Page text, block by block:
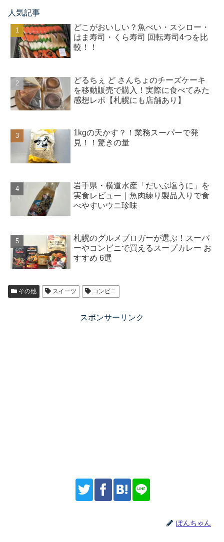
人気記事
どこがおいしい？魚べい・スシロー・
はま寿司・くら寿司 回転寿司4つを比
較！！
どるちぇ ど さんちょのチーズケーキ
を移動販売で購入！実際に食べてみた
感想レポ【札幌にも店舗あり】
1kgの天かす？！業務スーパーで発
見！！驚きの量
岩手県・横道水産「だいぶ塩うに」を
実食レビュー｜魚肉練り製品入りで食
べやすいウニ珍味
札幌のグルメブロガーが選ぶ！スーパ
ーやコンビニで買えるスープカレー お
すすめ 6選
その他 スイーツ コンビニ
スポンサーリンク
ぽんちゃん